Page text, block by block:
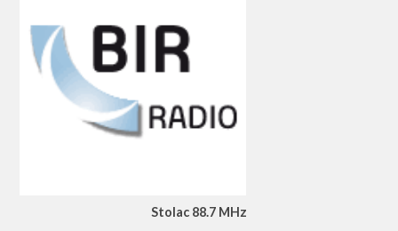
Stolac 88.7 MHz